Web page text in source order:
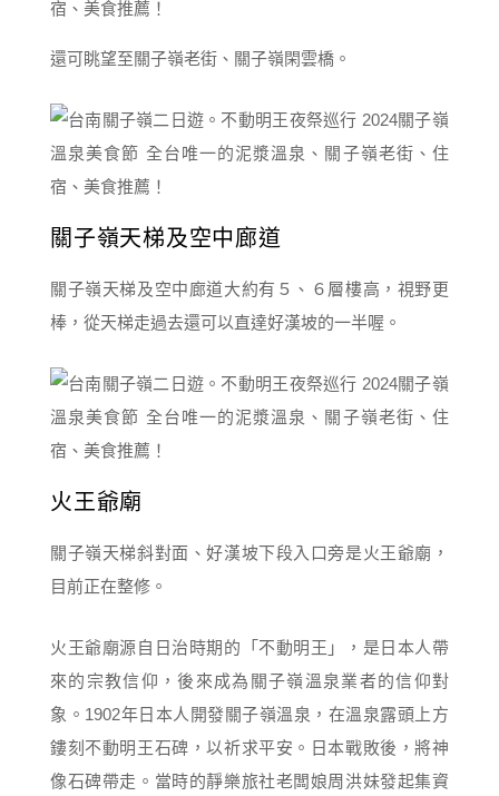
還可眺望至關子嶺老街、關子嶺閑雲橋。
關子嶺天梯及空中廊道
關子嶺天梯及空中廊道大約有５、６層樓高，視野更
棒，從天梯走過去還可以直達好漢坡的一半喔。
火王爺廟
關子嶺天梯斜對面、好漢坡下段入口旁是火王爺廟，
目前正在整修。
火王爺廟源自日治時期的「不動明王」，是日本人帶
來的宗教信仰，後來成為關子嶺溫泉業者的信仰對
象。1902年日本人開發關子嶺溫泉，在溫泉露頭上方
鏤刻不動明王石碑，以祈求平安。日本戰敗後，將神
像石碑帶走。當時的靜樂旅社老闆娘周洪妹發起集資